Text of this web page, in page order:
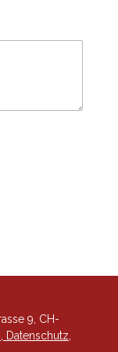
9, CH-
Datenschutz,